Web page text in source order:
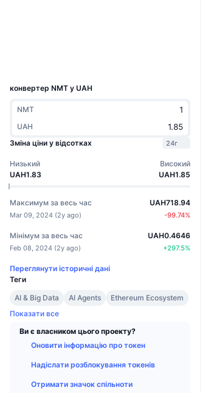
конвертер NMT у UAH
NMT
UAH
Зміна ціни у відсотках
24г
Низький
UAH1.83
Високий
UAH1.85
Максимум за весь час
Mar 09, 2024 (2y ago)
UAH718.94
-99.74%
Мінімум за весь час
Feb 08, 2024 (2y ago)
UAH0.4646
+297.5%
Переглянути історичні дані
Теги
AI & Big Data
AI Agents
Ethereum Ecosystem
Показати все
Ви є власником цього проекту?
Оновити інформацію про токен
Надіслати розблокування токенів
Отримати значок спільноти